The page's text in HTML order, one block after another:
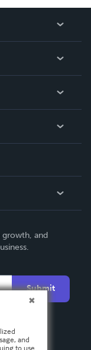
growth, and
Submit
and
to use